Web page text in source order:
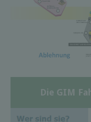
Die GIM